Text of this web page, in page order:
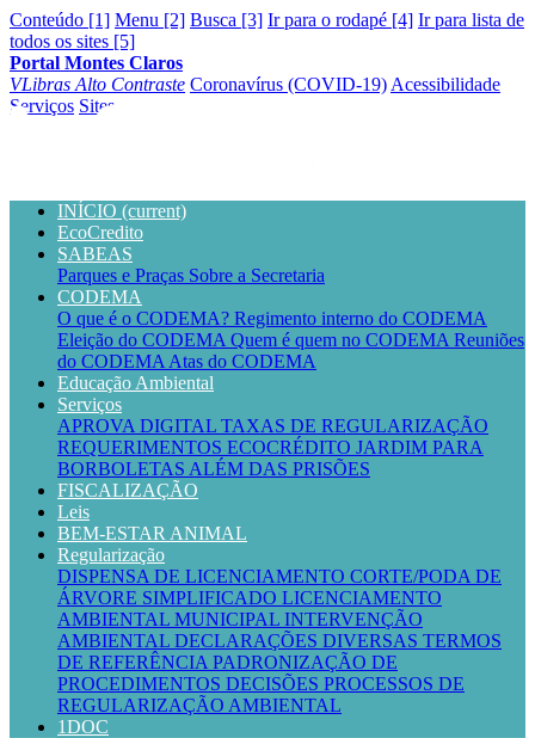
Conteúdo [1] Menu [2] Busca [3] Ir para o rodapé [4] Ir para lista de
todos os sites [5]
Portal Montes Claros
VLibras Alto Contraste Coronavírus (COVID-19) Acessibilidade
Serviços Sites
INÍCIO (current)
EcoCredito
SABEAS
Parques e Praças Sobre a Secretaria
CODEMA
O que é o CODEMA? Regimento interno do CODEMA
Eleição do CODEMA Quem é quem no CODEMA Reuniões
do CODEMA Atas do CODEMA
Educação Ambiental
Serviços
APROVA DIGITAL TAXAS DE REGULARIZAÇÃO
REQUERIMENTOS ECOCRÉDITO JARDIM PARA
BORBOLETAS ALÉM DAS PRISÕES
FISCALIZAÇÃO
Leis
BEM-ESTAR ANIMAL
Regularização
DISPENSA DE LICENCIAMENTO CORTE/PODA DE
ÁRVORE SIMPLIFICADO LICENCIAMENTO
AMBIENTAL MUNICIPAL INTERVENÇÃO
AMBIENTAL DECLARAÇÕES DIVERSAS TERMOS
DE REFERÊNCIA PADRONIZAÇÃO DE
PROCEDIMENTOS DECISÕES PROCESSOS DE
REGULARIZAÇÃO AMBIENTAL
1DOC